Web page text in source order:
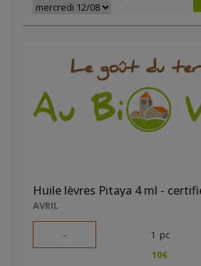
Huile lèvres Pitaya 4 ml -
AVRIL
- 1 pc
10€